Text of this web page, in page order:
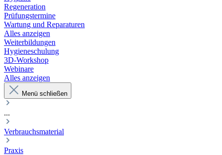
Regeneration
Prüfungstermine
Wartung und Reparaturen
Alles anzeigen
Weiterbildungen
Hygieneschulung
3D-Workshop
Webinare
Alles anzeigen
Menü schließen
...
Verbrauchsmaterial
Praxis